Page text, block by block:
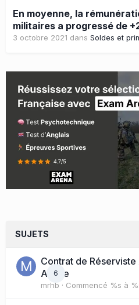
En moyenne, la
militaires a progressé de
3 octobre 2021 dans Soldes et
SUJETS
6
Contrat de
Active
mrhb · Commencé %s à